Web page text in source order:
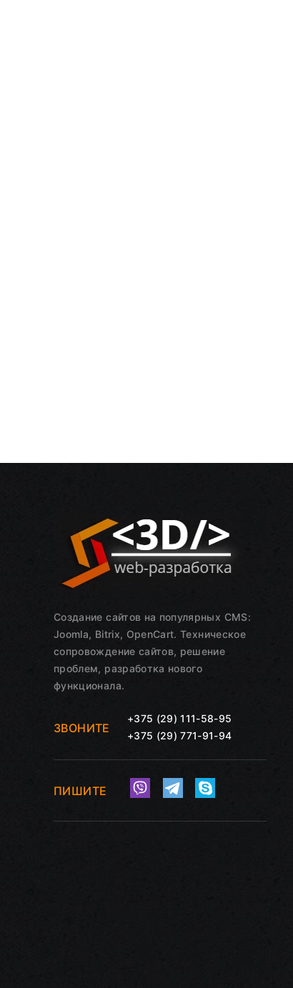
Создание сайтов на популярных CMS:
Joomla, Bitrix, OpenCart. Техническое
сопровождение сайтов, решение
проблем, разработка нового
функционала.
ЗВОНИТЕ
+375 (29) 111-58-95
+375 (29) 771-91-94
ПИШИТЕ